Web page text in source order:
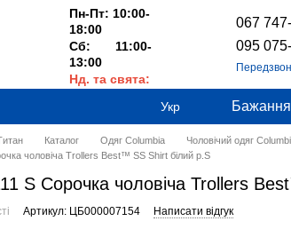
Пн-Пт: 10:00-
18:00
Сб: 11:00-
13:00
Нд. та свята:
067
095
Укр Бажання
Каталог Одяг Columbia Чоловічий одяг
чоловіча Trollers Best™ SS Shirt білий р.S
S Сорочка чоловіча Trollers
Артикул: ЦБ000007154 Написати відгук